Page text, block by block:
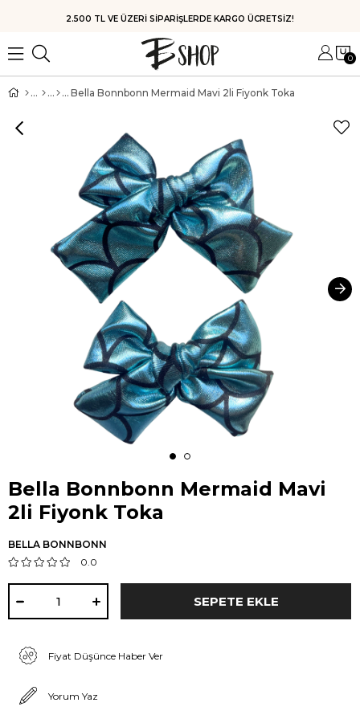
HIZLI KARGO
0
Bella Bonnbonn Mermaid Mavi 2li Fiyonk Toka
Bella Bonnbonn Mermaid Mavi
2li Fiyonk Toka
BELLA BONNBONN
0.0
Fiyat Düşünce Haber Ver
Yorum Yaz